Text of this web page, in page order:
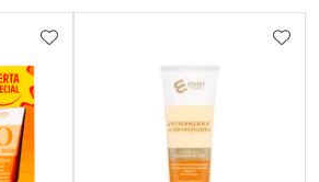
ADICIONAR AOS FAVORITOS